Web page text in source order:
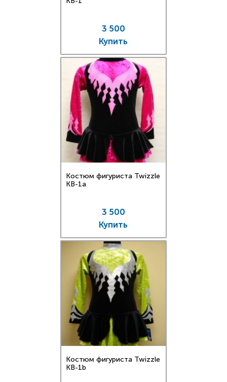
3 500
Купить
Костюм фигуриста Twizzle
KB-1a
3 500
Купить
Костюм фигуриста Twizzle
KB-1b